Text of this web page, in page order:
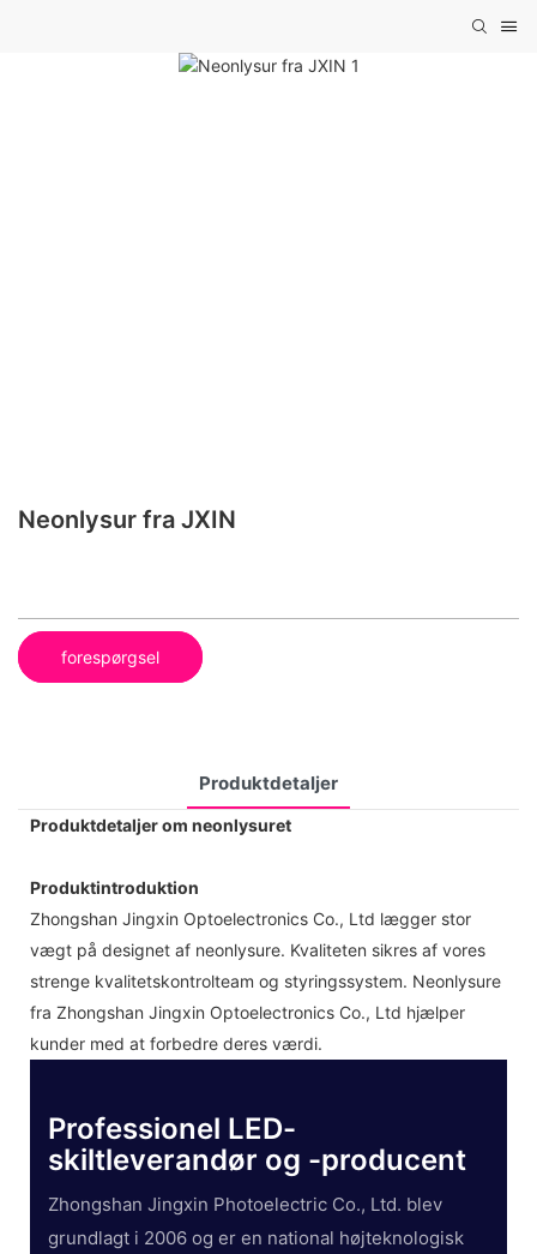
Neonlysur fra JXIN
forespørgsel
Produktdetaljer
Produktdetaljer om neonlysuret
Produktintroduktion
Zhongshan Jingxin Optoelectronics Co., Ltd lægger stor
vægt på designet af neonlysure. Kvaliteten sikres af vores
strenge kvalitetskontrolteam og styringssystem. Neonlysure
fra Zhongshan Jingxin Optoelectronics Co., Ltd hjælper
kunder med at forbedre deres værdi.
Professionel LED-
skiltleverandør og -producent
Zhongshan Jingxin Photoelectric Co., Ltd. blev
grundlagt i 2006 og er en national højteknologisk